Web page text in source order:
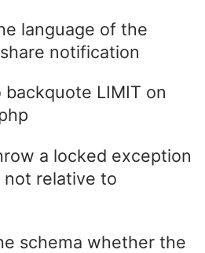
language of the
notification
LIMIT on
a locked exception
relative to
schema whether the